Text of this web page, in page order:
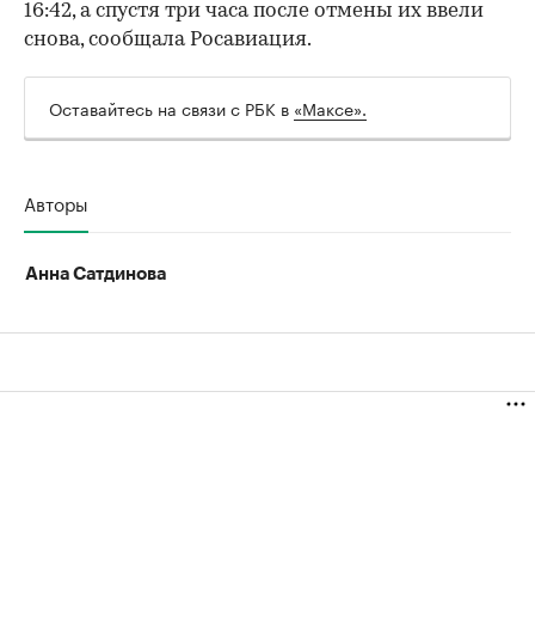
00:00
16:42, а спустя три часа после отмены их ввели
снова, сообщала Росавиация.
Оставайтесь на связи с РБК в «Максе».
Авторы
Анна Сатдинова